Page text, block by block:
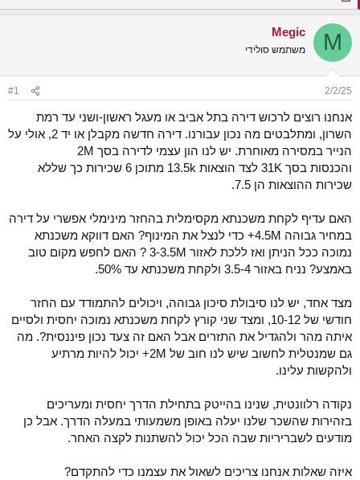
ש
א
א
י
ך
M
Megic
משתמש סולידי
2/2/25
#1
אנחנו רוצים לרכוש דירה בתל אביב או מעגל ראשון-ושני עד רמת
השרון, ומתלבטים מה נכון עבורנו. דירה חדשה מקבלן או יד 2, אולי על
הנייר במסירה מאוחרת. יש לנו הון עצמי לדירה בסך 2M
והכנסות בסך 31K לצד הוצאות 13.5k מתוכן 6 שכירות כך שללא
שכירות ההוצאות הן 7.5.
האם עדיף לקחת משכנתא מקסימלית בהחזר מינימלי אפשרי על דירה
במחיר גבוהה 4.5M+ כדי לנצל את המינוף? האם דווקא משכנתא
נמוכה ככל הניתן ואז ללכת לאזור 3-3.5M ? האם לחפש מקום טוב
באמצע? נניח באזור 3.5-4 ולקחת משכנתא עד 50%.
מצד אחד, יש לנו סיבולת סיכון גבוהה, ויכולים להתמודד עם החזר
חודשי של 10-12, ומצד שני קורץ לקחת משכנתא נמוכה יחסית ולסיים
איתה מהר ולהגדיל את התזרים אבל האם זה צעד נכון פיננסית?. מה
גם שמנטלית לחשוב שיש לנו חוב של 2M+ יכול להיות מרתיע
ולהקשות עלינו.
נקודה רלוונטית, שנינו בהייטק בתחילת הדרך יחסית ומעריכים
בזהירות שהשכר שלנו יעלה באופן משמעותי במעלה הדרך. אבל כן
מודעים לשבריריות שבה הכל יכול להשתנות לקצה האחר.
איזה שאלות אנחנו צריכים לשאול את עצמנו כדי להתקדם?